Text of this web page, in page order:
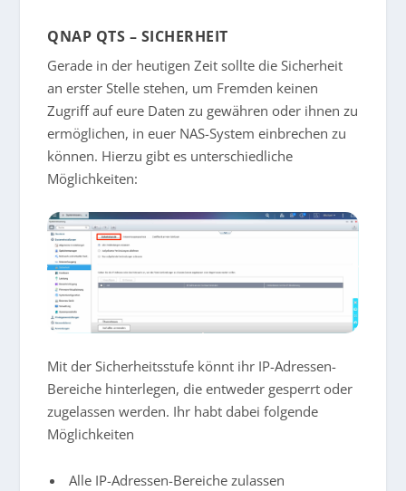
QNAP QTS – SICHERHEIT
Gerade in der heutigen Zeit sollte die Sicherheit
an erster Stelle stehen, um Fremden keinen
Zugriff auf eure Daten zu gewähren oder ihnen zu
ermöglichen, in euer NAS-System einbrechen zu
können. Hierzu gibt es unterschiedliche
Möglichkeiten:
Mit der Sicherheitsstufe könnt ihr IP-Adressen-
Bereiche hinterlegen, die entweder gesperrt oder
zugelassen werden. Ihr habt dabei folgende
Möglichkeiten
Alle IP-Adressen-Bereiche zulassen